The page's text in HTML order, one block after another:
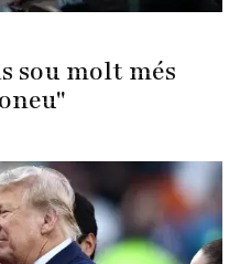
sou molt més